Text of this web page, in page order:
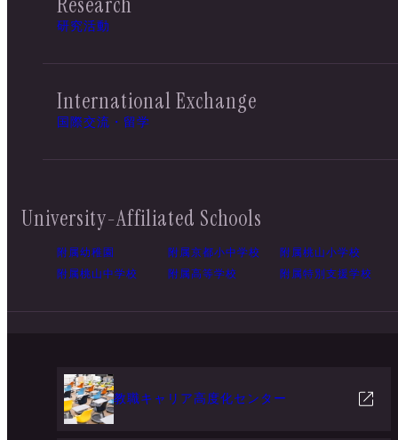
研究活動
International Exchange
国際交流・留学
University-Affiliated Schools
附属幼稚園 附属京都小中学校
附属桃山小学校
附属桃山中学校
附属高等学校 附属特別支援学校
教職キャリア高度化センター